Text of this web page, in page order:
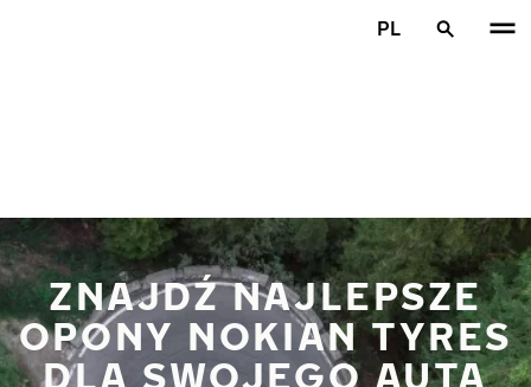
PL
ZNAJDŹ NAJLEPSZE
OPONY NOKIAN TYRES
DLA SWOJEGO AUTA